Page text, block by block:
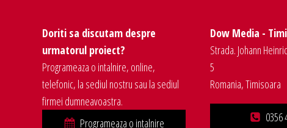
Doriti sa discutam despre
urmatorul proiect?
Programeaza o intalnire, online,
telefonic, la sediul nostru sau la sediul
firmei dumneavoastra.
Programeaza o intalnire
Dow Media -
Strada. Johann
5
Romania, Timisoara
0356